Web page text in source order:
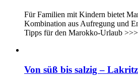
Für Familien mit Kindern bietet
Kombination aus Aufregung und
Tipps für den Marokko-Urlaub >>>
Von süß bis salzig –